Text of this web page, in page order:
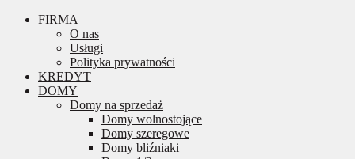
FIRMA
O nas
Usługi
Polityka prywatności
KREDYT
DOMY
Domy na sprzedaż
Domy wolnostojące
Domy szeregowe
Domy bliźniaki